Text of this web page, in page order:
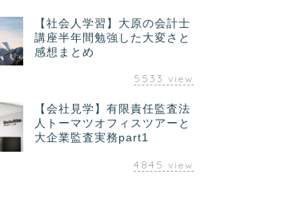
【社会人学習】大原の会計士
講座半年間勉強した大変さと
感想まとめ
5533 view
【会社見学】有限責任監査法
人トーマツオフィスツアーと
大企業監査実務part1
4845 view